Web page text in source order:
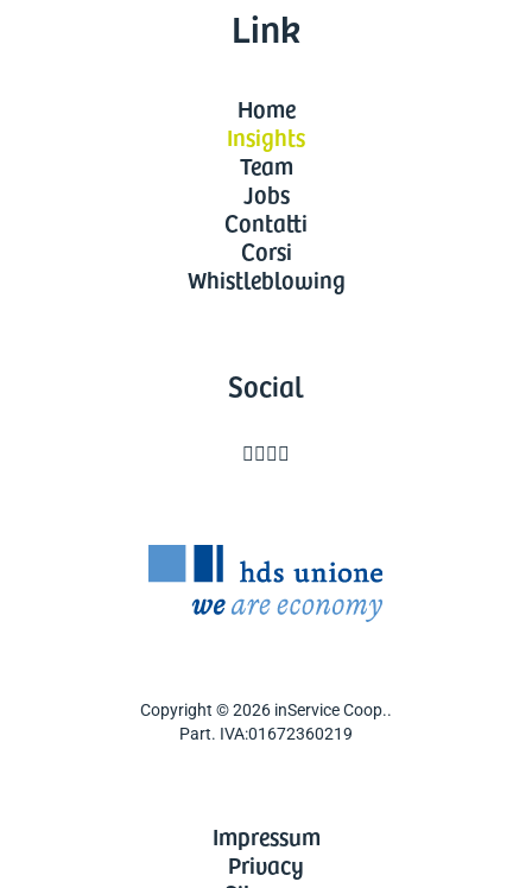
Link
Home
Insights
Team
Jobs
Contatti
Corsi
Whistleblowing
Social
   
Copyright © 2026 inService Coop..
Part. IVA:01672360219
Impressum
Privacy